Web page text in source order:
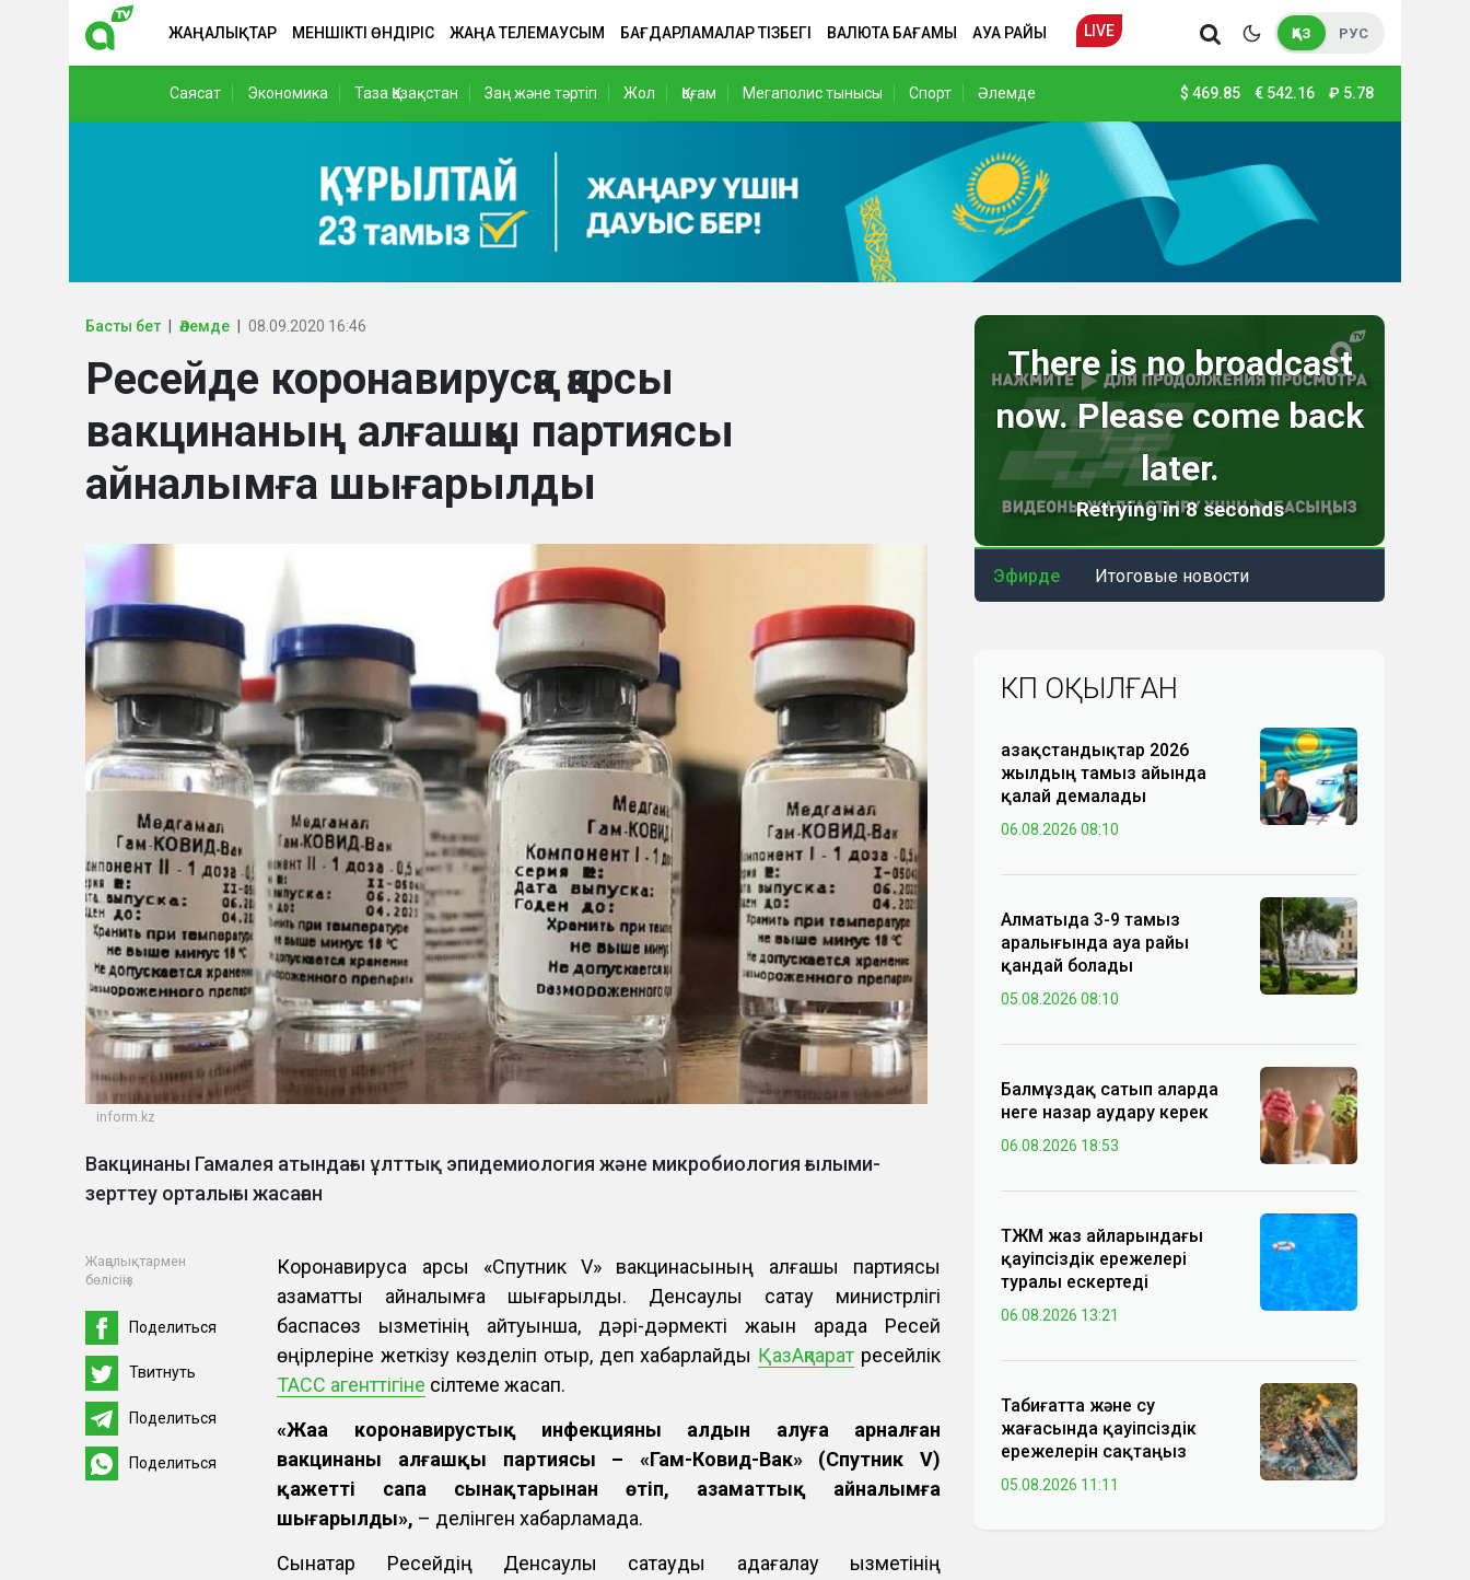
ЖАҢАЛЫҚТАР МЕНШІКТІ ӨНДІРІС ЖАҢА ТЕЛЕМАУСЫМ БАҒДАРЛАМАЛАР ТІЗБЕГІ ВАЛЮТА БАҒАМЫ АУА РАЙЫ LIVE ҚАЗ РУС
Саясат Экономика Таза Қазақстан Заң және тәртіп Жол Қоғам Мегаполис тынысы Спорт Әлемде $ 469.85 € 542.16 ₽ 5.78
Басты бет Әлемде 08.09.2020 16:46
Ресейде коронавирусқа қарсы
вакцинаның алғашқы партиясы
айналымға шығарылды
inform.kz
Вакцинаны Гамалея атындағы ұлттық эпидемиология және микробиология ғылыми-
зерттеу орталығы жасаған
Жаңалықтармен
бөлісіңіз
Поделиться
Твитнуть
Поделиться
Поделиться
Коронавирусқа қарсы «Спутник V» вакцинасының алғашқы партиясы
азаматтық айналымға шығарылды. Денсаулық сақтау министрлігі
баспасөз қызметінің айтуынша, дәрі-дәрмекті жақын арада Ресей
өңірлеріне жеткізу көзделіп отыр, деп хабарлайды ҚазАқпарат ресейлік
ТАСС агенттігіне сілтеме жасап.
«Жаңа коронавирустық инфекцияның алдын алуға арналған
вакцинаның алғашқы партиясы – «Гам-Ковид-Вак» (Спутник V)
қажетті сапа сынақтарынан өтіп, азаматтық айналымға
шығарылды», – делінген хабарламада.
Сынақтар Ресейдің Денсаулық сақтауды қадағалау қызметінің
Эфирде Итоговые новости
КӨП ОҚЫЛҒАН
Қазақстандықтар 2026
жылдың тамыз айында
қалай демалады
06.08.2026 08:10
Алматыда 3-9 тамыз
аралығында ауа райы
қандай болады
05.08.2026 08:10
Балмұздақ сатып аларда
неге назар аудару керек
06.08.2026 18:53
ТЖМ жаз айларындағы
қауіпсіздік ережелері
туралы ескертеді
06.08.2026 13:21
Табиғатта және су
жағасында қауіпсіздік
ережелерін сақтаңыз
05.08.2026 11:11